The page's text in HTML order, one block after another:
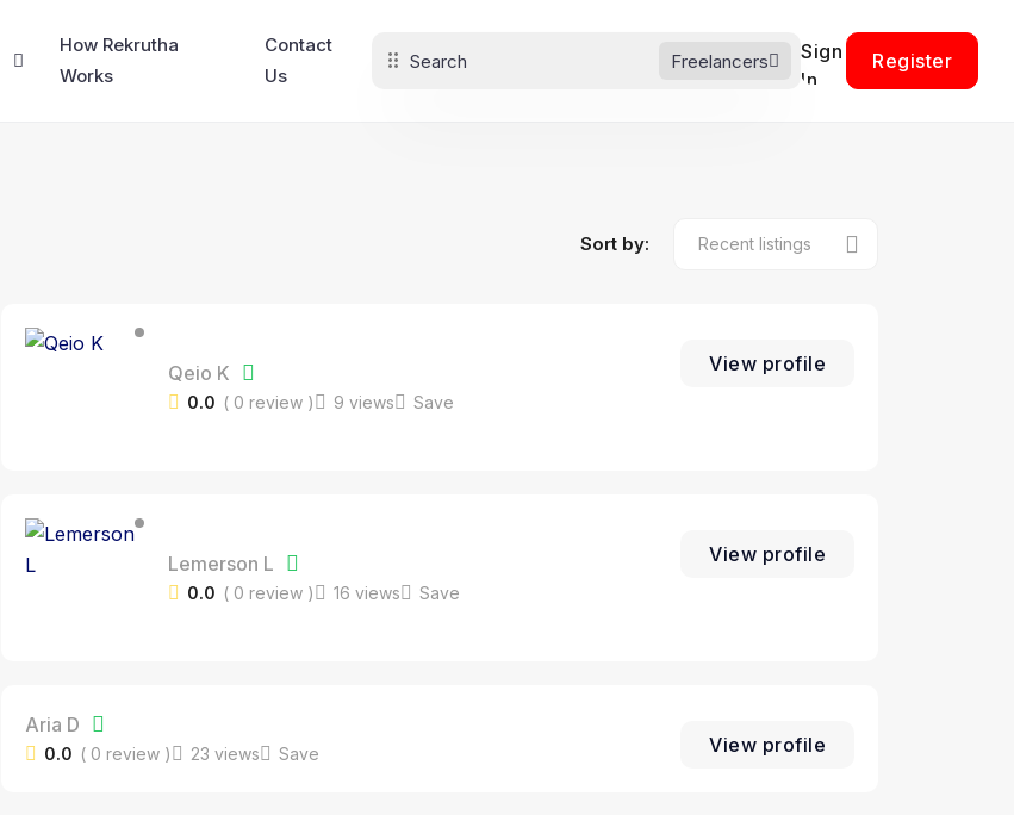
How Rekrutha
Works
Contact
Us
Freelancers
Sign
In
Register
Sort by:
Qeio K
0.0 ( 0 review ) 9 views Save
View profile
Lemerson L
0.0 ( 0 review ) 16 views Save
View profile
Aria D
0.0 ( 0 review ) 23 views Save View profile